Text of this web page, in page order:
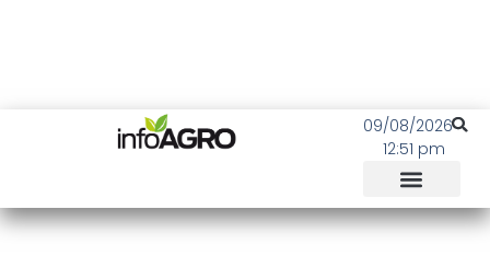
09/08/2026
12:51 pm